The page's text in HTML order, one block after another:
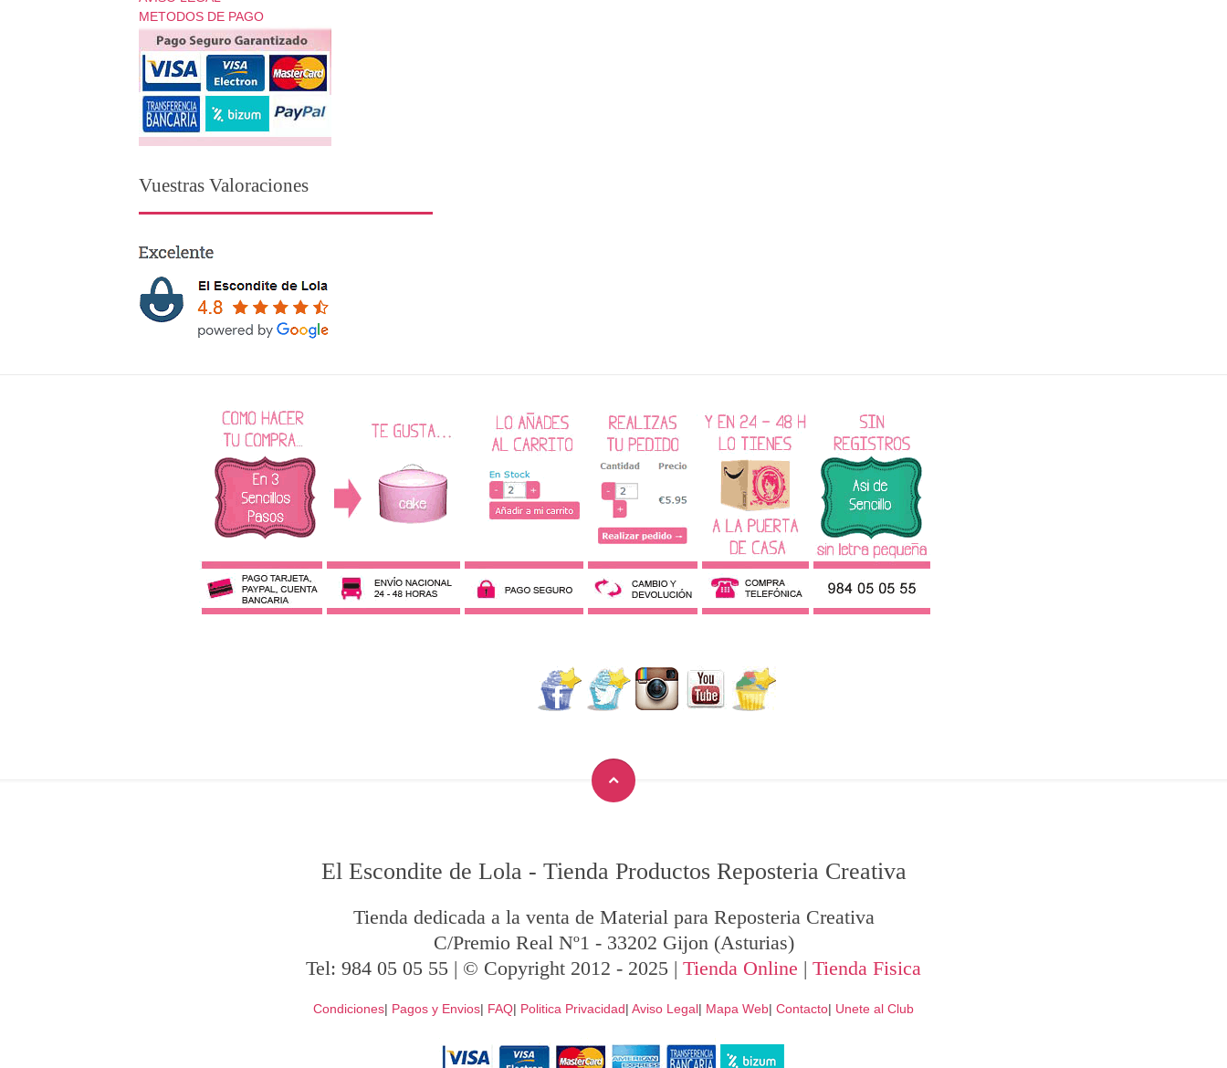
METODOS DE PAGO
Vuestras Valoraciones
El Escondite de Lola - Tienda Productos Reposteria Creativa
Tienda dedicada a la venta de Material para Reposteria Creativa
C/Premio Real Nº1 - 33202 Gijon (Asturias)
Tel: 984 05 05 55 | © Copyright 2012 - 2025 | Tienda Online | Tienda Fisica
Condiciones| Pagos y Envios| FAQ| Politica Privacidad| Aviso Legal| Mapa Web| Contacto| Unete al Club